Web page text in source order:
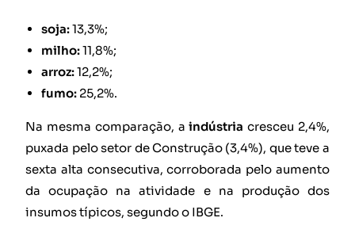
soja:13,3%;
milho:11,8%;
arroz:12,2%;
fumo: 25,2%.
Na mesma comparação, aindústria cresceu 2,4%,
puxada pelo setor de Construção (3,4%), que teve a
sexta alta consecutiva, corroborada pelo aumento
da ocupação na atividade e na produção dos
insumos típicos, segundo o IBGE.